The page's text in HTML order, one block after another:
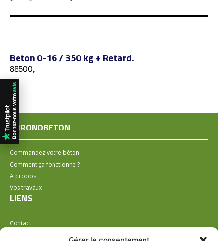
Beton 0-16 / 350 kg + Retard.
88500,
CHRONOBETON
Commandez votre béton
Comment ça fonctionne ?
A propos
Vos travaux
LIENS
Contact